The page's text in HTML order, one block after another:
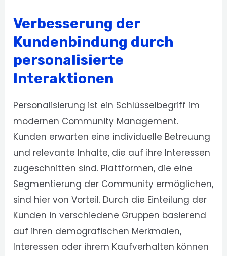
Verbesserung der
Kundenbindung durch
personalisierte
Interaktionen
Personalisierung ist ein Schlüsselbegriff im
modernen Community Management.
Kunden erwarten eine individuelle Betreuung
und relevante Inhalte, die auf ihre Interessen
zugeschnitten sind. Plattformen, die eine
Segmentierung der Community ermöglichen,
sind hier von Vorteil. Durch die Einteilung der
Kunden in verschiedene Gruppen basierend
auf ihren demografischen Merkmalen,
Interessen oder ihrem Kaufverhalten können